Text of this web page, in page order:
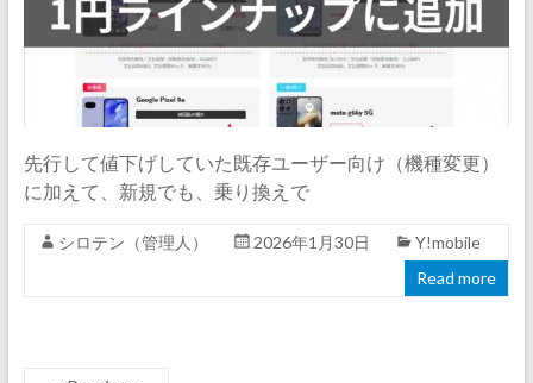
先行して値下げしていた既存ユーザー向け（機種変更）
に加えて、新規でも、乗り換えで
シロテン（管理人） 2026年1月30日
Y!mobile
Read more